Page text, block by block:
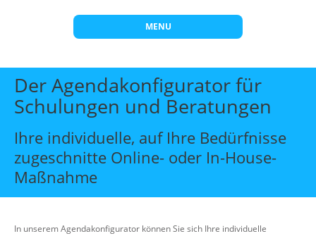
MENU
Start
Themen
Beratung
Individuelle Schulungen
Wissen
Der Agendakonfigurator für
Schulungen und Beratungen
Ihre individuelle, auf Ihre Bedürfnisse
zugeschnitte Online- oder In-House-
Maßnahme
In unserem Agendakonfigurator können Sie sich Ihre individuelle